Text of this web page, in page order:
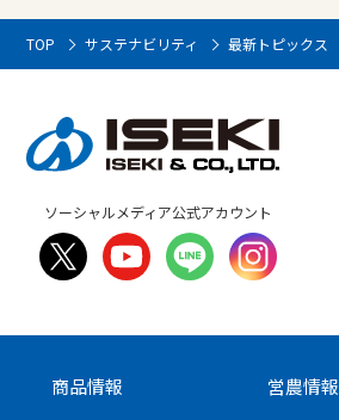
TOP サステナビリティ 最新トピックス
ソーシャルメディア公式アカウント
商品情報
営農情報